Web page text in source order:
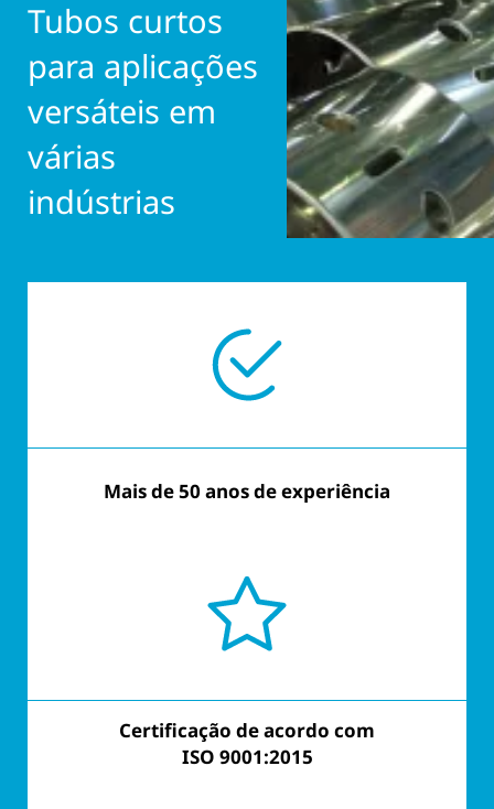
Tubos curtos
para aplicações
versáteis em
várias
indústrias
Mais de 50 anos de experiência
Personalizado
Certificação de acordo com
ISO 9001:2015
Certificação de acordo com
ISO 9001:2015